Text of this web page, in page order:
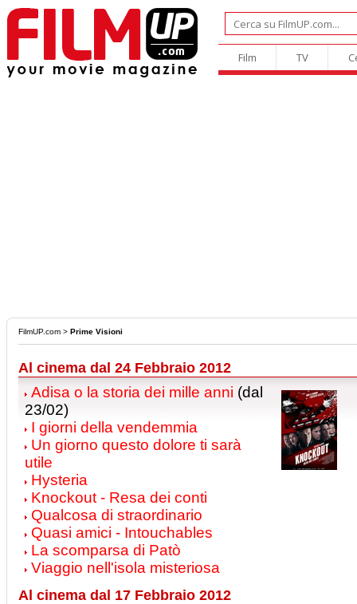
Film TV
FilmUP.com > Prime Visioni
Al cinema dal 24 Febbraio 2012
Adisa o la storia dei mille anni (dal
23/02)
I giorni della vendemmia
Un giorno questo dolore ti sarà
utile
Hysteria
Knockout - Resa dei conti
Qualcosa di straordinario
Quasi amici - Intouchables
La scomparsa di Patò
Viaggio nell'isola misteriosa
Al cinema dal 17 Febbraio 2012